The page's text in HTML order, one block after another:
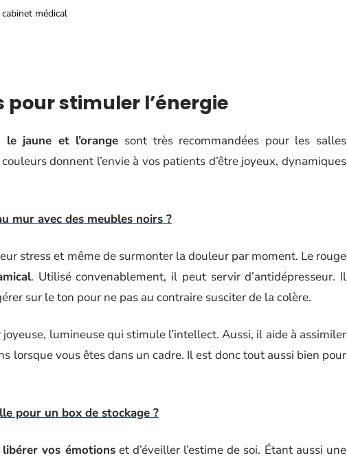
médical
pour stimuler l’énergie
le jaune et l’orange sont très recommandées pour les salles
donnent l’envie à vos patients d’être joyeux, dynamiques
mur avec des meubles noirs ?
stress et même de surmonter la douleur par moment. Le rouge
. Utilisé convenablement, il peut servir d’antidépresseur. Il
sur le ton pour ne pas au contraire susciter de la colère.
lumineuse qui stimule l’intellect. Aussi, il aide à assimiler
lorsque vous êtes dans un cadre. Il est donc tout aussi bien pour
pour un box de stockage ?
libérer vos émotionset d’éveiller l’estime de soi. Étant aussi une